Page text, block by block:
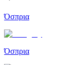
Όσπρια
Όσπρια